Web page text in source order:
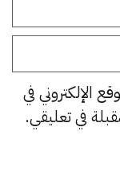
الإلكتروني في
في تعليقي.